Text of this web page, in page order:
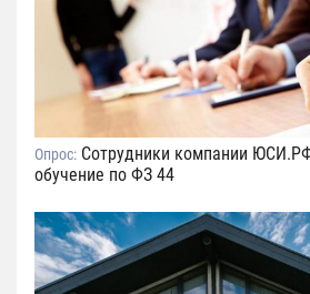
Опрос: Сотрудники компании
обучение по ФЗ 44